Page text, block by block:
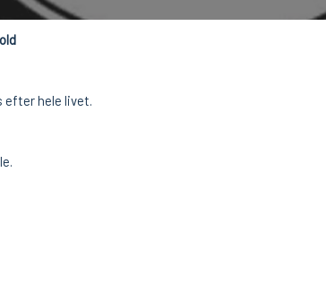
hele livet.